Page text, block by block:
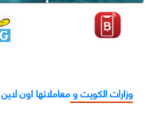
وزارات الكويت و معاملاتها اون لاين